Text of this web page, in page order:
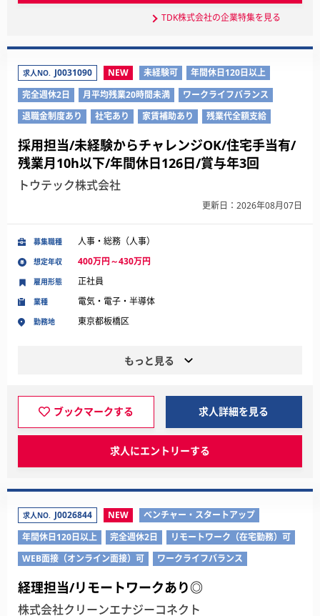
TDK株式会社の企業特集を見る
求人NO. J0031090 NEW 未経験可
年間休日120日以上
完全週休2日
月平均残業20時間未満
ワークライフバランス
退職金制度あり
社宅あり 家賃補助あり 残業代全額支給
採用担当/未経験からチャレンジOK/住宅手当有/
残業月10h以下/年間休日126日/賞与年3回
トウテック株式会社
更新日：2026年08月07日
募集職種 人事・総務（人事）
想定年収 400万円～430万円
業種 電気・電子・半導体
勤務地 東京都板橋区
雇用形態 正社員
もっと見る
ブックマークする 求人詳細を見る
求人にエントリーする
求人NO. J0026844 NEW
ベンチャー・スタートアップ
年間休日120日以上
完全週休2日
リモートワーク（在宅勤務）可
WEB面接（オンライン面接）可
ワークライフバランス
経理担当/リモートワークあり◎
株式会社クリーンエナジーコネクト